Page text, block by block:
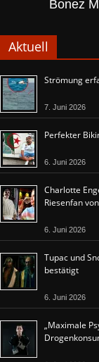
Bonez
Aktuell
Strömung
7. Juni 2026
Perfekter
6. Juni 2026
Charlotte
Riesenfan
6. Juni 2026
Tupac und
bestätigt
6. Juni 2026
„Maximale